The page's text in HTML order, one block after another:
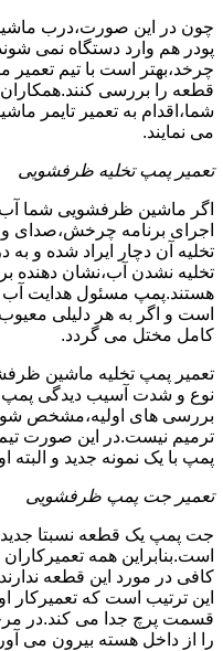
چون در این صورت،درب
پودر هم وارد دستگاه نمی
چرخد،بهتر است با تیم
قطعه را بررسی
شما،اقدام به تعمیر تایمر
می نمایند.
تعمیر پمپ تخلیه ظرفشویی
اگر ماشین ظرفشویی شما آب
اجرای برنامه چرخش،صدای
تخلیه آن دچار ایراد شده و به
تخلیه نشدن آب،نشان دهنده
هستند.پمپ مسئول هدایت
است و اگر به هر دلیلی
کامل مختل می گردد.
تعمیر پمپ تخلیه ماشین
نوع و شدت آسیب دیدگی پمپ
بررسی های اولیه،مشخص شود
ترمیم نیست.در این صورت
پمپ با یک نمونه جدید و البته
تعمیر جت پمپ ظرفشویی
جت پمپ یک قطعه نسبتا
است.بنابراین همه
کافی در مورد این قطعه
این ترتیب است که تعمیرکار
قسمت پرچ جدا می کند.در
را از داخل هسته بیرون می